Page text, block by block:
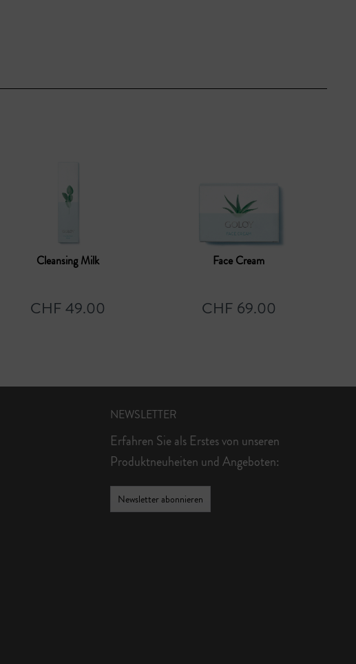
Cleansing Milk
CHF 49.00
Face Cream
CHF 69.00
NEWSLETTER
Erfahren Sie als Erstes von unseren
Produktneuheiten und Angeboten:
Newsletter abonnieren